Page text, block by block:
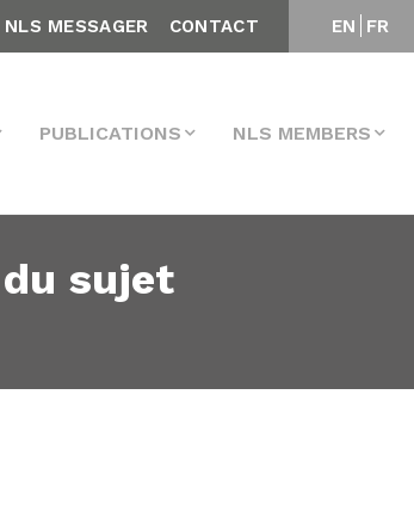
EN FR
MESSAGER CONTACT
PUBLICATIONS NLS MEMBERS
sujet